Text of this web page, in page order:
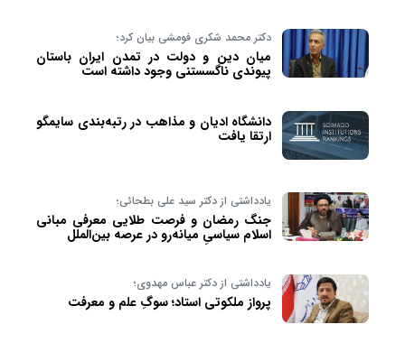
دکتر محمد شکری فومشی بیان کرد؛
میان دین و دولت در تمدن ایران باستان
پیوندی ناگسستنی وجود داشته است
دانشگاه ادیان و مذاهب در رتبه‌بندی سایمگو
ارتقا یافت
یادداشتی از دکتر سید علی بطحائی؛
جنگ رمضان و فرصت طلایی معرفی مبانی
اسلام سیاسیِ میانه‌رو در عرصه بین‌الملل
یادداشتی از دکتر عباس مهدوی؛
پرواز ملکوتی استاد؛ سوگِ علم و معرفت